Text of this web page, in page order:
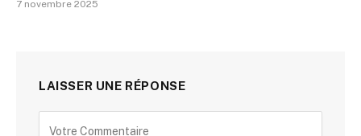
7 novembre 2025
LAISSER UNE RÉPONSE